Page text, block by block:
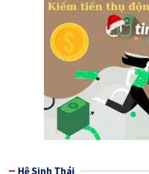
Hệ Sinh Thái